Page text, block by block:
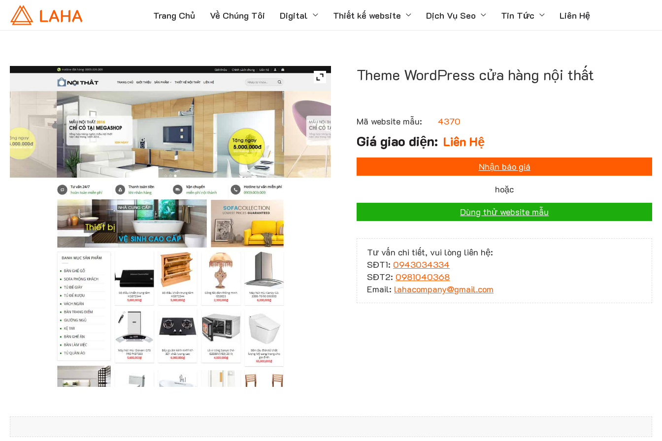
Trang Chủ Về Chúng Tôi Digital Thiết kế website Dịch Vụ Seo Tin Tức Liên Hệ
Theme WordPress cửa hàng nội thất
Mã website mẫu: 4370
Liên Hệ
Nhận báo giá
hoặc
Dùng thử website mẫu
Tư vấn chi tiết, vui lòng liên hệ:
SĐT1: 0943034334
SĐT2: 0981040368
Email: lahacompany@gmail.com